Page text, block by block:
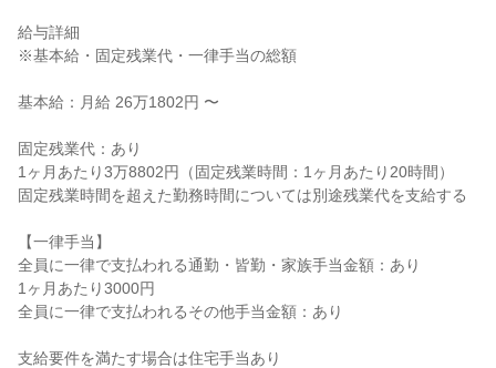
給与詳細
※基本給・固定残業代・一律手当の総額
基本給：月給 26万1802円 〜
固定残業代：あり
1ヶ月あたり3万8802円（固定残業時間：1ヶ月あたり20時間）
固定残業時間を超えた勤務時間については別途残業代を支給する
【一律手当】
全員に一律で支払われる通勤・皆勤・家族手当金額：あり
1ヶ月あたり3000円
全員に一律で支払われるその他手当金額：あり
支給要件を満たす場合は住宅手当あり